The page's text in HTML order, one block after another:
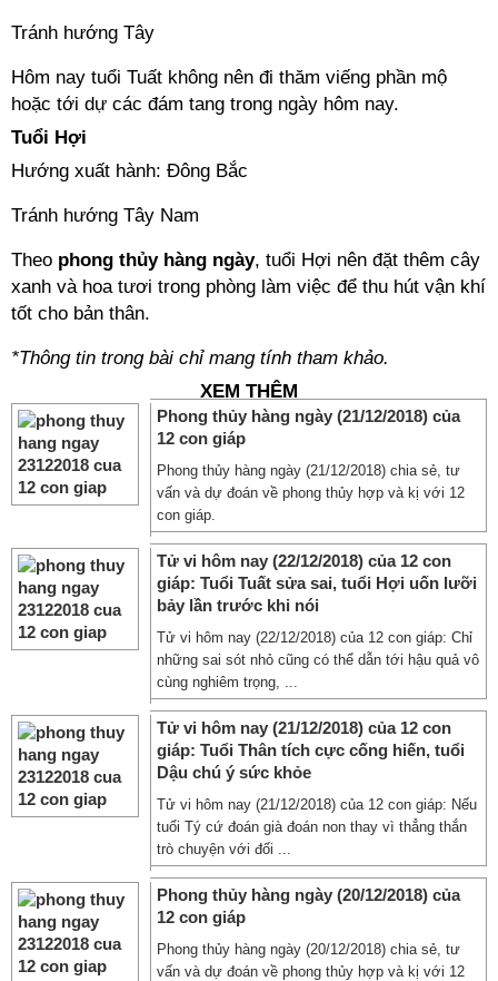
Tránh hướng Tây
Hôm nay tuổi Tuất không nên đi thăm viếng phần mộ
hoặc tới dự các đám tang trong ngày hôm nay.
Tuổi Hợi
Hướng xuất hành: Đông Bắc
Tránh hướng Tây Nam
Theo phong thủy hàng ngày, tuổi Hợi nên đặt thêm cây
xanh và hoa tươi trong phòng làm việc để thu hút vận khí
tốt cho bản thân.
*Thông tin trong bài chỉ mang tính tham khảo.
XEM THÊM
Phong thủy hàng ngày (21/12/2018) của
12 con giáp
Phong thủy hàng ngày (21/12/2018) chia sẻ, tư
vấn và dự đoán về phong thủy hợp và kị với 12
con giáp.
Tử vi hôm nay (22/12/2018) của 12 con
giáp: Tuổi Tuất sửa sai, tuổi Hợi uốn lưỡi
bảy lần trước khi nói
Tử vi hôm nay (22/12/2018) của 12 con giáp: Chỉ
những sai sót nhỏ cũng có thể dẫn tới hậu quả vô
cùng nghiêm trọng, ...
Tử vi hôm nay (21/12/2018) của 12 con
giáp: Tuổi Thân tích cực cống hiến, tuổi
Dậu chú ý sức khỏe
Tử vi hôm nay (21/12/2018) của 12 con giáp: Nếu
tuổi Tý cứ đoán già đoán non thay vì thẳng thắn
trò chuyện với đối ...
Phong thủy hàng ngày (20/12/2018) của
12 con giáp
Phong thủy hàng ngày (20/12/2018) chia sẻ, tư
vấn và dự đoán về phong thủy hợp và kị với 12